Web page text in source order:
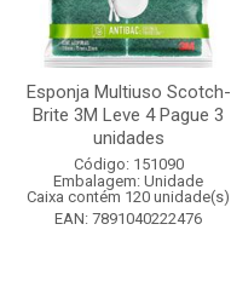
Esponja Multiuso Scotch-
Brite 3M Leve 4 Pague 3
unidades
Código: 151090
Embalagem: Unidade
Caixa contém 120 unidade(s)
EAN: 7891040222476